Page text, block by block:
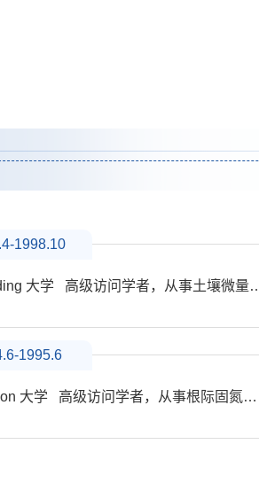
1998.10
英国Reading 大学 高级访问学
1995.6
英国London 大学 高级访问学者，从事根际固氮研究